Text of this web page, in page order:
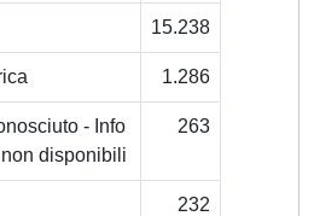
15.238
1.286
- Info
disponibili
263
232